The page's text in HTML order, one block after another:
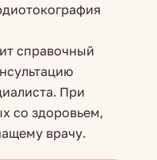
справочный
При
со здоровьем,
врачу.